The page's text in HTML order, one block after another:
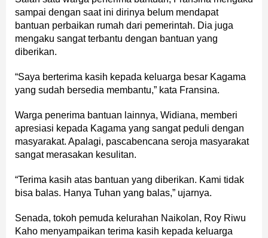
sampai dengan saat ini dirinya belum mendapat
bantuan perbaikan rumah dari pemerintah. Dia juga
mengaku sangat terbantu dengan bantuan yang
diberikan.
“Saya berterima kasih kepada keluarga besar Kagama
yang sudah bersedia membantu,” kata Fransina.
Warga penerima bantuan lainnya, Widiana, memberi
apresiasi kepada Kagama yang sangat peduli dengan
masyarakat. Apalagi, pascabencana seroja masyarakat
sangat merasakan kesulitan.
“Terima kasih atas bantuan yang diberikan. Kami tidak
bisa balas. Hanya Tuhan yang balas,” ujarnya.
Senada, tokoh pemuda kelurahan Naikolan, Roy Riwu
Kaho menyampaikan terima kasih kepada keluarga